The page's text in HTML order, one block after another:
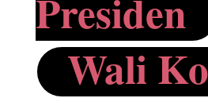
Presiden
Wali